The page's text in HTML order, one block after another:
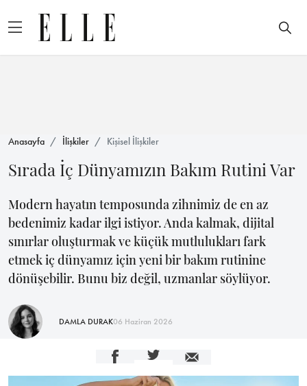
Anasayfa İlişkiler Kişisel İlişkiler
Sırada İç Dünyamızın Bakım Rutini Var
Modern hayatın temposunda zihnimiz de en az
bedenimiz kadar ilgi istiyor. Anda kalmak, dijital
sınırlar oluşturmak ve küçük mutlulukları fark
etmek iç dünyamız için yeni bir bakım rutinine
dönüşebilir. Bunu biz değil, uzmanlar söylüyor.
DAMLA DURAK06 Haziran 2026